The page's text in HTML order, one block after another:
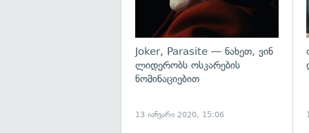
Joker, Parasite — ნახეთ, ვინ
ლიდერობს ოსკარების
ნომინაციებით
13 იანვარი 2020, 15:06